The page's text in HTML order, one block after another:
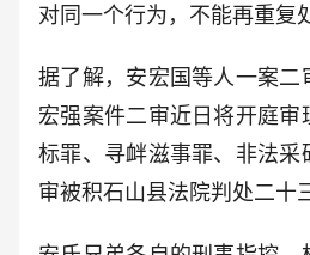
对同一个行为，不能再重复
据了解，安宏国等人一案二
宏强案件二审近日将开庭审
标罪、寻衅滋事罪、非法采
审被积石山县法院判处二十